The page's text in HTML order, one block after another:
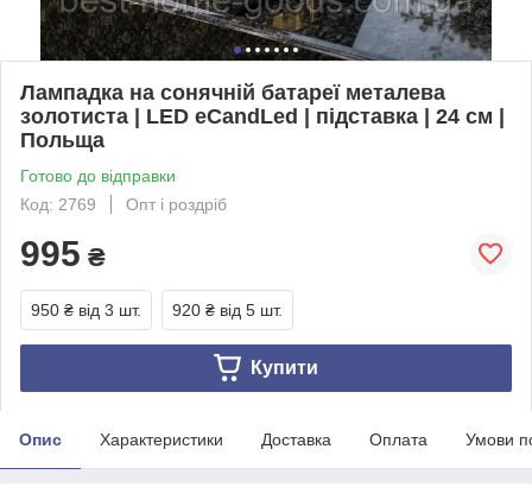
Лампадка на сонячній батареї металева
золотиста | LED eCandLed | підставка | 24 см |
Польща
Готово до відправки
Код: 2769
Опт і роздріб
995 ₴
950 ₴ від 3 шт. 920 ₴ від 5 шт.
Купити
Опис Характеристики Доставка Оплата Умови